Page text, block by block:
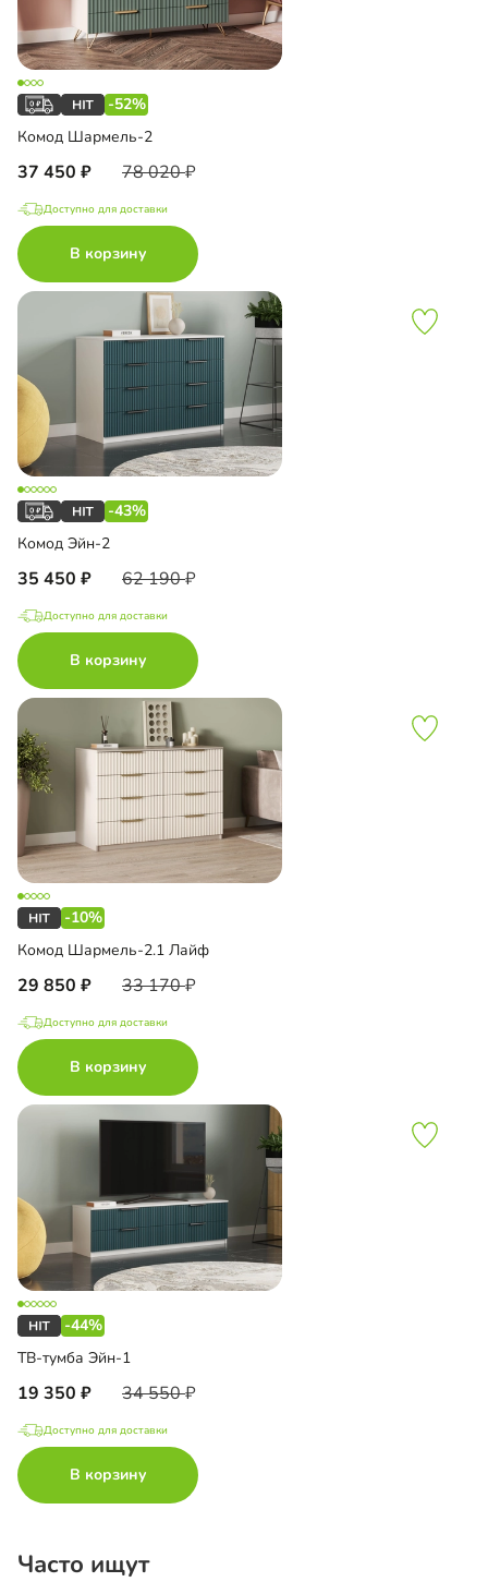
-52%
Комод Шармель-2
37 450 78 020
Доступно для доставки
В корзину
-43%
Комод Эйн-2
35 450 62 190
Доступно для доставки
В корзину
-10%
Комод Шармель-2.1 Лайф
29 850 33 170
Доступно для доставки
В корзину
-44%
ТВ-тумба Эйн-1
19 350 34 550
Доступно для доставки
В корзину
Часто ищут